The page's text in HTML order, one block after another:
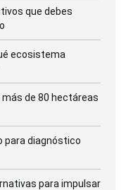
que debes
ecosistema
de 80 hectáreas
para diagnóstico
para impulsar